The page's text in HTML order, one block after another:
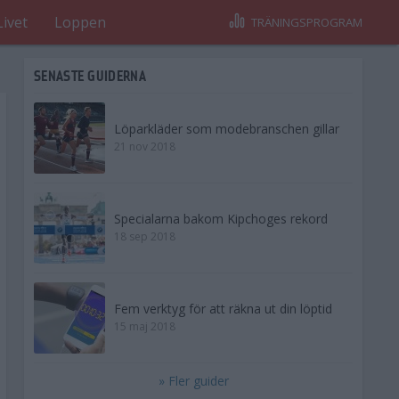
Loppen TRÄNINGSPROGRAM
SENASTE GUIDERNA
Löparkläder som modebranschen gillar
21 nov 2018
Specialarna bakom Kipchoges rekord
18 sep 2018
Fem verktyg för att räkna ut din löptid
15 maj 2018
» Fler guider